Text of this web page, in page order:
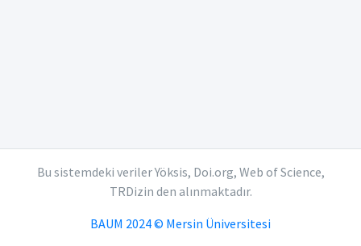
Bu sistemdeki veriler Yöksis, Doi.org, Web of Science,
TRDizin den alınmaktadır.
BAUM 2024 © Mersin Üniversitesi